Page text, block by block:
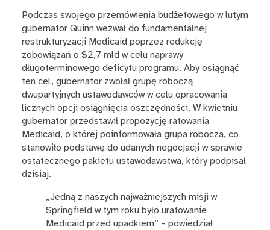
Podczas swojego przemówienia budżetowego w lutym
gubernator Quinn wezwał do fundamentalnej
restrukturyzacji Medicaid poprzez redukcję
zobowiązań o $2,7 mld w celu naprawy
długoterminowego deficytu programu. Aby osiągnąć
ten cel, gubernator zwołał grupę roboczą
dwupartyjnych ustawodawców w celu opracowania
licznych opcji osiągnięcia oszczędności. W kwietniu
gubernator przedstawił propozycję ratowania
Medicaid, o której poinformowała grupa robocza, co
stanowiło podstawę do udanych negocjacji w sprawie
ostatecznego pakietu ustawodawstwa, który podpisał
dzisiaj.
„Jedną z naszych najważniejszych misji w
Springfield w tym roku było uratowanie
Medicaid przed upadkiem” – powiedział